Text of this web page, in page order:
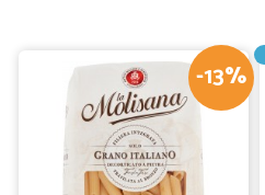
-13%